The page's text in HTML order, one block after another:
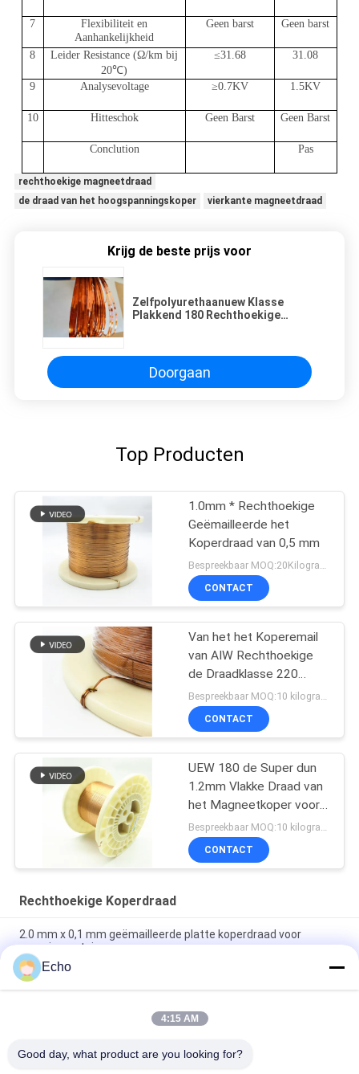
7
Flexibiliteit en
Aanhankelijkheid
Geen barst Geen barst
8
Leider Resistance (Ω/km bij
20℃)
≤31.68 31.08
9 Analysevoltage ≥0.7KV 1.5KV
10 Hitteschok Geen Barst Geen Barst
Conclution Pas
rechthoekige magneetdraad
de draad van het hoogspanningskoper
vierkante magneetdraad
Krijg de beste prijs voor
Zelfpolyurethaanuew Klasse
Plakkend 180 Rechthoekige
vlak ultra
Doorgaan
Top Producten
1.0mm * Rechthoekige
Geëmailleerde het
Koperdraad van 0,5 mm
Bespreekbaar MOQ:20Kilogram/Kilograms
CONTACT
Van het het Koperemail
van AIW Rechthoekige
de Draadklasse 220
2.0*1.0mm
CONTACT
UEW 180 de Super dun
1.2mm Vlakke Draad van
het Magneetkoper voor
het Winden
CONTACT
Rechthoekige Koperdraad
2.0 mm x 0,1 mm geëmailleerde platte koperdraad voor
energievoertuigen
Super 1,8 mmx0,2 mm UL AIW Emaillebedekte koperen platte
draad voor motor
UEWH Superdunne 1,5 mmx0,1 mm rechthoekige
Echo
4:15 AM
Good day, what product are you looking for?